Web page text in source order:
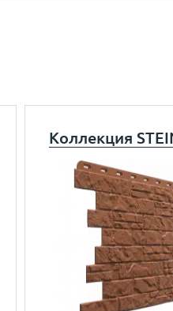
Коллекция